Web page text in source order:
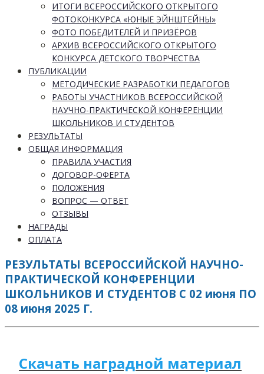
ИТОГИ ВСЕРОССИЙСКОГО ОТКРЫТОГО
ФОТОКОНКУРСА «ЮНЫЕ ЭЙНШТЕЙНЫ»
ФОТО ПОБЕДИТЕЛЕЙ И ПРИЗЁРОВ
АРХИВ ВСЕРОССИЙСКОГО ОТКРЫТОГО
КОНКУРСА ДЕТСКОГО ТВОРЧЕСТВА
ПУБЛИКАЦИИ
МЕТОДИЧЕСКИЕ РАЗРАБОТКИ ПЕДАГОГОВ
РАБОТЫ УЧАСТНИКОВ ВСЕРОССИЙСКОЙ
НАУЧНО-ПРАКТИЧЕСКОЙ КОНФЕРЕНЦИИ
ШКОЛЬНИКОВ И СТУДЕНТОВ
РЕЗУЛЬТАТЫ
ОБЩАЯ ИНФОРМАЦИЯ
ПРАВИЛА УЧАСТИЯ
ДОГОВОР-ОФЕРТА
ПОЛОЖЕНИЯ
ВОПРОС — ОТВЕТ
ОТЗЫВЫ
НАГРАДЫ
ОПЛАТА
РЕЗУЛЬТАТЫ ВСЕРОССИЙСКОЙ НАУЧНО-
ПРАКТИЧЕСКОЙ КОНФЕРЕНЦИИ
ШКОЛЬНИКОВ И СТУДЕНТОВ С 02 июня ПО
08 июня 2025 Г.
Скачать наградной материал